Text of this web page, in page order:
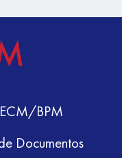
BPM
Documentos